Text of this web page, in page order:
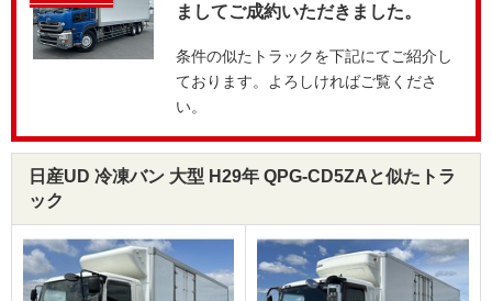
ましてご成約いただきました。
条件の似たトラックを下記にてご紹介し
ております。よろしければご覧くださ
い。
日産UD 冷凍バン 大型 H29年 QPG-CD5ZAと似たトラ
ック